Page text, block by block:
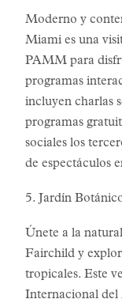
Moderno y
Miami es una
PAMM para
programas
incluyen charlas
programas
sociales los
de espectáculos
5. Jardín
Únete a la
Fairchild y
tropicales. Este
Internacional del